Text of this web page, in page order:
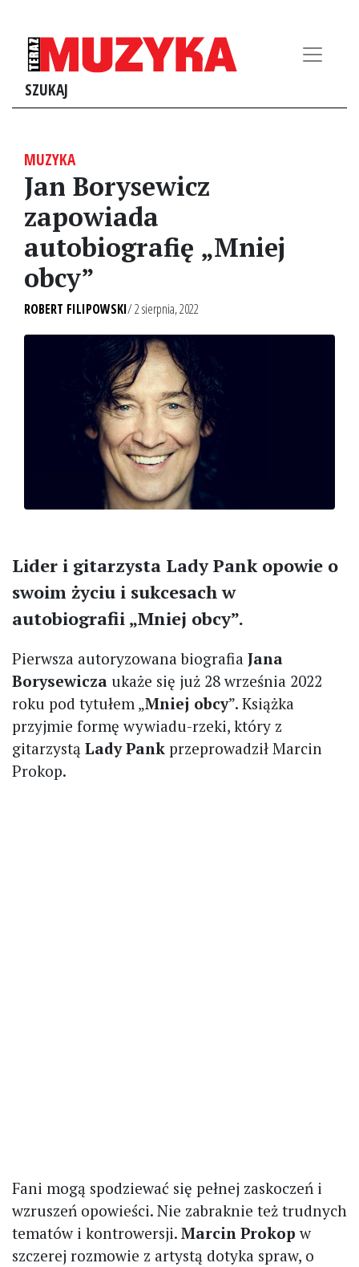
SZUKAJ
MUZYKA
Jan Borysewicz
zapowiada
autobiografię „Mniej
obcy”
ROBERT FILIPOWSKI/ 2 sierpnia, 2022
Lider i gitarzysta Lady Pank opowie o
swoim życiu i sukcesach w
autobiografii „Mniej obcy”.
Pierwsza autoryzowana biografia Jana
Borysewicza ukaże się już 28 września 2022
roku pod tytułem „Mniej obcy”. Książka
przyjmie formę wywiadu-rzeki, który z
gitarzystą Lady Pank przeprowadził Marcin
Prokop.
Fani mogą spodziewać się pełnej zaskoczeń i
wzruszeń opowieści. Nie zabraknie też trudnych
tematów i kontrowersji. Marcin Prokop w
szczerej rozmowie z artystą dotyka spraw, o